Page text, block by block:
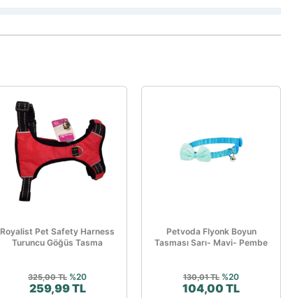
Royalist Pet Safety Harness
Turuncu Göğüs Tasma
325,00 TL %20
259,99 TL
Petvoda Flyonk Boyun
Tasması Sarı- Mavi- Pembe
130,01 TL %20
104,00 TL